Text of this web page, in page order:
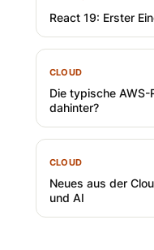
React 19: Erster
CLOUD
Die typische
dahinter?
CLOUD
Neues aus der
und AI